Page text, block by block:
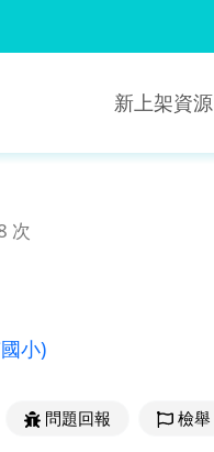
新上架資源
次
小)
問題回報 檢舉